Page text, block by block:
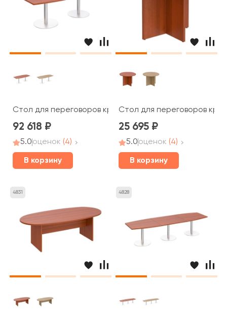
Стол для переговоров круглый на опорах колоннах
92 618
5.0оценок (4)
В корзину
Стол для переговоров
25 695
5.0оценок (4)
В корзину
4831 4828